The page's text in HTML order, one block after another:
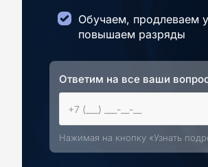
Обучаем, продлеваем
повышаем разряды
Ответим на все ваши
Нажимая на кнопку «Узнать